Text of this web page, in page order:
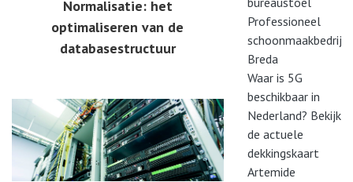
Normalisatie: het
optimaliseren van de
databasestructuur
Professioneel
schoonmaakbedrijf
Breda
Waar is 5G
beschikbaar in
Nederland? Bekijk
de actuele
dekkingskaart
Artemide